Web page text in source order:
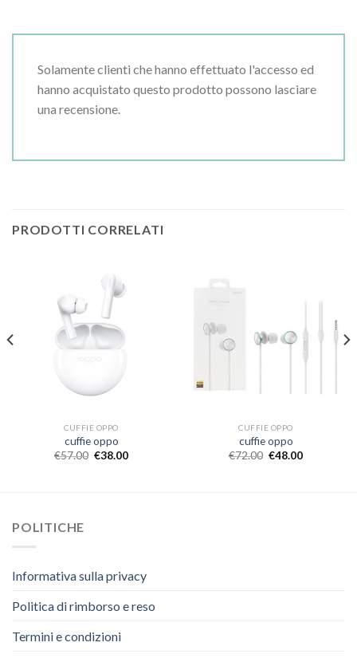
Solamente clienti che hanno effettuato l'accesso ed
hanno acquistato questo prodotto possono lasciare
una recensione.
PRODOTTI CORRELATI
CUFFIE OPPO
cuffie oppo
€57.00 €38.00
CUFFIE OPPO
cuffie oppo
€72.00 €48.00
POLITICHE
Informativa sulla privacy
Politica di rimborso e reso
Termini e condizioni